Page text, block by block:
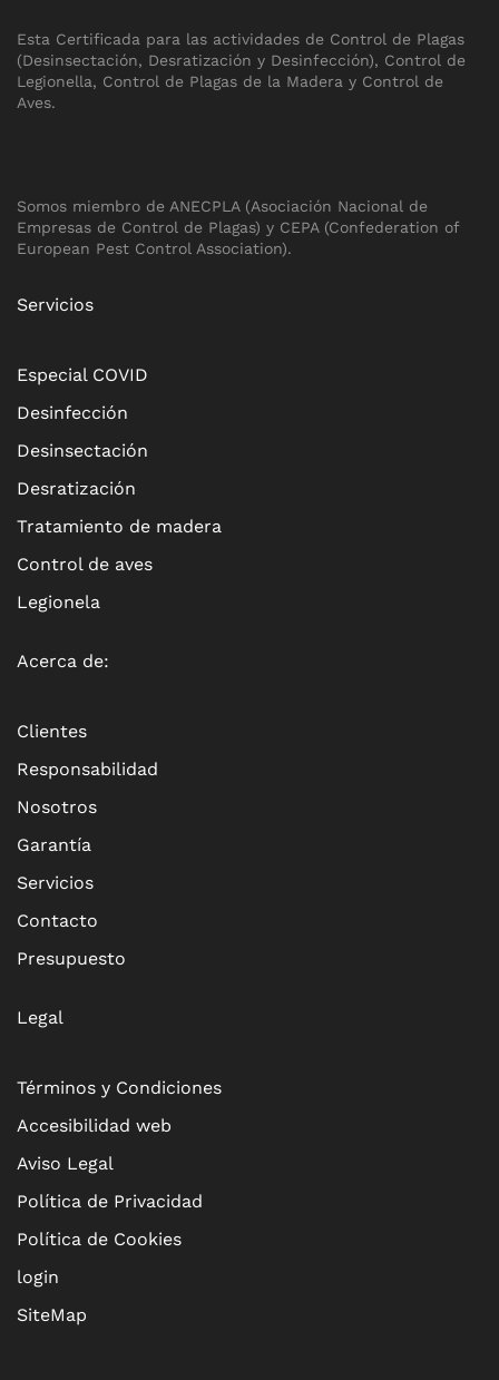
Esta Certificada para las actividades de Control de Plagas
(Desinsectación, Desratización y Desinfección), Control de
Legionella, Control de Plagas de la Madera y Control de
Aves.
Somos miembro de ANECPLA (Asociación Nacional de
Empresas de Control de Plagas) y CEPA (Confederation of
European Pest Control Association).
Servicios
Especial COVID
Desinfección
Desinsectación
Desratización
Tratamiento de madera
Control de aves
Legionela
Acerca de:
Clientes
Responsabilidad
Nosotros
Garantía
Servicios
Contacto
Presupuesto
Legal
Términos y Condiciones
Accesibilidad web
Aviso Legal
Política de Privacidad
Política de Cookies
login
SiteMap